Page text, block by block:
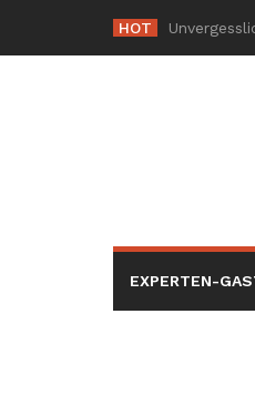
content
HOT Die R_
EXPERTEN-